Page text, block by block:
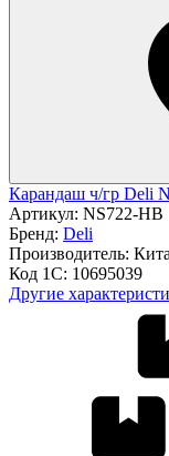
Карандаш ч/гр Deli
Артикул: NS722-HB
Бренд: Deli
Производитель:
Код 1С: 10695039
Другие